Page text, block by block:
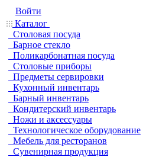
Войти
Каталог
Столовая посуда
Барное стекло
Поликарбонатная посуда
Столовые приборы
Предметы сервировки
Кухонный инвентарь
Барный инвентарь
Кондитерский инвентарь
Ножи и аксессуары
Технологическое оборудование
Мебель для ресторанов
Сувенирная продукция